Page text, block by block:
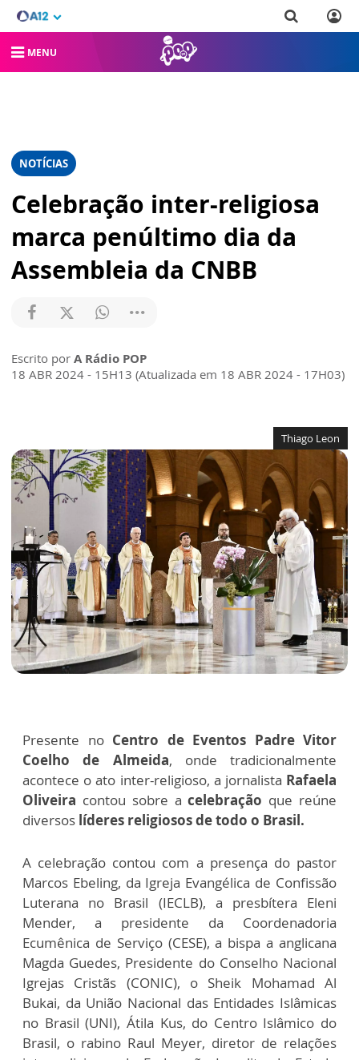
MENU
NOTÍCIAS
Celebração inter-religiosa
marca penúltimo dia da
Assembleia da CNBB
Escrito por A Rádio POP
18 ABR 2024 - 15H13 (Atualizada em 18 ABR 2024 - 17H03)
Thiago Leon
Presente no Centro de Eventos Padre Vitor
Coelho de Almeida, onde tradicionalmente
acontece o ato inter-religioso, a jornalista Rafaela
Oliveira contou sobre acelebração que reúne
diversos líderes religiosos de todo o Brasil.
A celebração contou com a presença do pastor
Marcos Ebeling, da Igreja Evangélica de Confissão
Luterana no Brasil (IECLB), a presbítera Eleni
Mender, a presidente da Coordenadoria
Ecumênica de Serviço (CESE), a bispa a anglicana
Magda Guedes, Presidente do Conselho Nacional
Igrejas Cristãs (CONIC), o Sheik Mohamad Al
Bukai, da União Nacional das Entidades Islâmicas
no Brasil (UNI), Átila Kus, do Centro Islâmico do
Brasil, o rabino Raul Meyer, diretor de relações